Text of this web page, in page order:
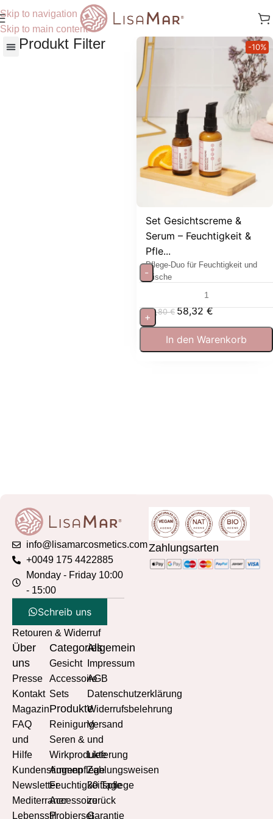
Skip to navigation
Skip to main content
Produkt Filter
Set Gesichtscreme &
Serum – Feuchtigkeit &
Pfle...
Pflege-Duo für Feuchtigkeit und
Frische
-10%
64,80€ 58,32€
-
+
In den Warenkorb
info@lisamarcosmetics.com
+0049 175 4422885
Monday - Friday 10:00
- 15:00
Schreib uns
Retouren & Widerruf
Über
uns
Presse
Kontakt
Magazin
FAQ
und
Hilfe
Kundenstimmen
Newsletter
Mediterraner
Lebensstil
Categories
Gesicht
Accessoire
Sets
Produkte
Reinigung
Seren &
Wirkprodukte
Augenpflege
Feuchtigkeitspflege
Accessoire
Probierset
Allgemein
Impressum
AGB
Datenschutzerklärung
Widerrufsbelehrung
Versand
und
Lieferung
Zahlungsweisen
30 Tage
zurück
Garantie
Zahlungsarten